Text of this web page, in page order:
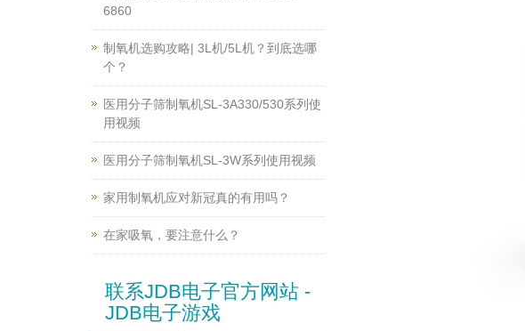
6860
制氧机选购攻略| 3L机/5L机？到底选哪
个？
医用分子筛制氧机SL-3A330/530系列使
用视频
医用分子筛制氧机SL-3W系列使用视频
家用制氧机应对新冠真的有用吗？
在家吸氧，要注意什么？
联系JDB电子官方网站 -
JDB电子游戏